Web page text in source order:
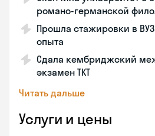
романо-германской
Прошла стажировки в
опыта
Сдала кембриджский
экзамен TKT
Читать дальше
Услуги и цены